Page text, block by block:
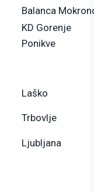
Balanca
KD Gorenje
Ponikve
Laško
Trbovlje
Ljubljana